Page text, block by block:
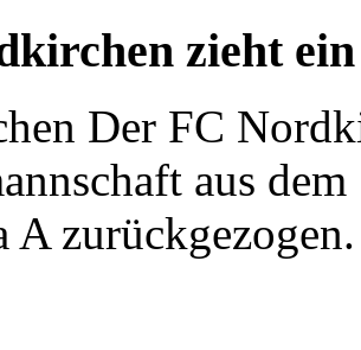
zieht
Der FC
aus
A zurückgezogen.